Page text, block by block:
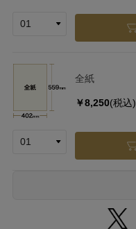
全紙
￥8,250(税込)